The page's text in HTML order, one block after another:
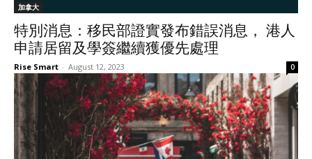
加拿大
特別消息：移民部證實發布錯誤消息， 港人
申請居留及學簽繼續獲優先處理
Rise Smart - August 12, 2023 0